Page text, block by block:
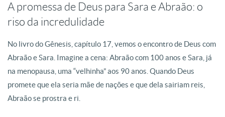
A promessa de Deus para Sara e Abraão: o
riso da incredulidade
No livro do Gênesis, capítulo 17, vemos o encontro de Deus com
Abraão e Sara . Imagine a cena: Abraão com 100 anos e Sara, já
na menopausa, uma “velhinha” aos 90 anos . Quando Deus
promete que ela seria mãe de nações e que dela sairiam reis,
Abraão se prostra e ri